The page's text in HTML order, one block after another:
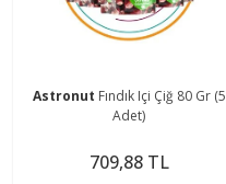
Astronut Fındık Içi Çiğ 80 Gr (5
Adet)
709,88 TL